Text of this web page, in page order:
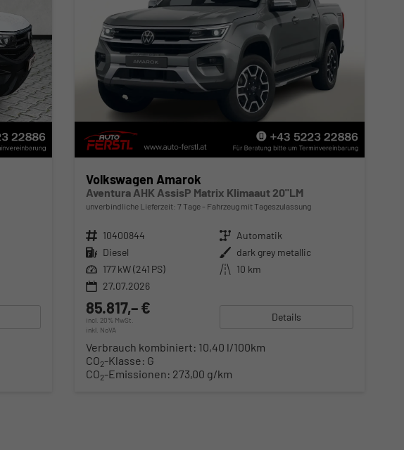
Volkswagen Amarok
Aventura AHK AssisP Matrix Klimaaut 20"LM
unverbindliche Lieferzeit: 7 Tage Fahrzeug mit Tageszulassung
Fahrzeugnr. 10400844 Getriebe Automatik
Kraftstoff Diesel Außenfarbe dark grey metallic
Leistung 177 kW (241 PS) Kilometerstand 10 km
27.07.2026
85.817,– €
incl. 20% MwSt.
inkl. NoVA
Details
Verbrauch kombiniert: 10,40 l/100km
CO2-Klasse: G
CO2-Emissionen: 273,00 g/km